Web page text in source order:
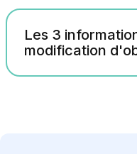
Les 3
modification